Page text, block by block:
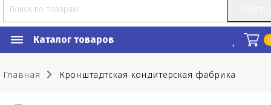
Каталог товаров
Главная Кронштадтская кондитерская фабрика